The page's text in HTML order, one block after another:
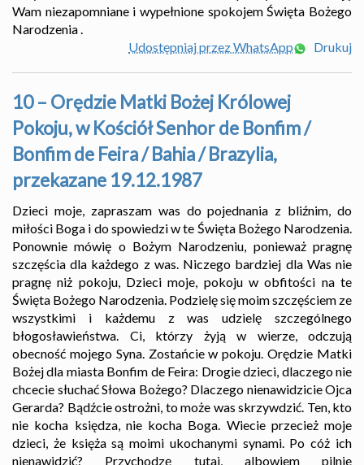
Wam niezapomniane i wypełnione spokojem Święta Bożego
Narodzenia .
Udostępniaj przez WhatsApp
Drukuj
10 – Orędzie Matki Bożej Królowej
Pokoju, w Kościół Senhor de Bonfim /
Bonfim de Feira / Bahia / Brazylia,
przekazane 19.12.1987
Dzieci moje, zapraszam was do pojednania z bliźnim, do
miłości Boga i do spowiedzi w te Święta Bożego Narodzenia.
Ponownie mówię o Bożym Narodzeniu, ponieważ pragnę
szczęścia dla każdego z was. Niczego bardziej dla Was nie
pragnę niż pokoju, Dzieci moje, pokoju w obfitości na te
Święta Bożego Narodzenia. Podzielę się moim szczęściem ze
wszystkimi i każdemu z was udzielę szczególnego
błogosławieństwa. Ci, którzy żyją w wierze, odczują
obecność mojego Syna. Zostańcie w pokoju. Orędzie Matki
Bożej dla miasta Bonfim de Feira: Drogie dzieci, dlaczego nie
chcecie słuchać Słowa Bożego? Dlaczego nienawidzicie Ojca
Gerarda? Bądźcie ostrożni, to może was skrzywdzić. Ten, kto
nie kocha księdza, nie kocha Boga. Wiecie przecież moje
dzieci, że księża są moimi ukochanymi synami. Po cóż ich
nienawidzić? Przychodzę tutaj, albowiem pilnie